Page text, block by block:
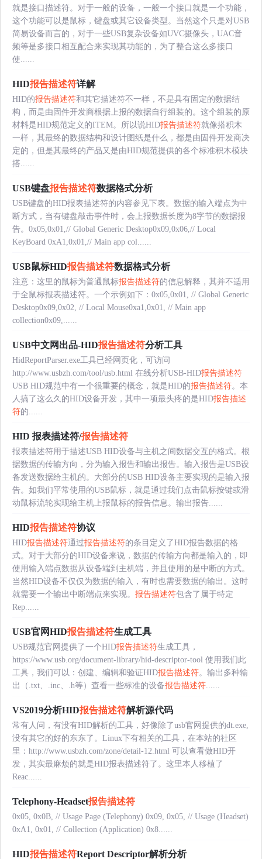
就是接口描述符。对于一般的设备，一般一个接口就是一个功能，
这个功能可以是鼠标，键盘或其它设备类型。当然这个只是对USB
简易设备而言的，对于一些USB复杂设备如UVC摄像头，UAC音
频等是多接口相互配合来实现其功能的，为了整合这么多接口
使......
HID报告描述符详解
HID的报告描述符和其它描述符不一样，不是具有固定的数据结
构，而是由固件开发商根据上报的数据自行组装的。这个组装的原
材料是HID规范定义的ITEM。所以说HID报告描述符就像搭积木
一样，其最终的数据结构和设计图纸是什么，都是由固件开发商决
定的，但是其最终的产品又是由HID规范提供的各个标准积木模块
搭......
USB键盘报告描述符数据格式分析
USB键盘的HID报表描述符的内容参见下表。数据的输入端点为中
断方式，当有键盘敲击事件时，会上报数据长度为8字节的数据报
告。0x05,0x01,// Global Generic Desktop0x09,0x06,// Local
KeyBoard 0xA1,0x01,// Main app col......
USB鼠标HID报告描述符数据格式分析
注意：这里的鼠标为普通鼠标报告描述符的信息解释，其并不适用
于全鼠标报表描述符。一个示例如下：0x05,0x01, // Global Generic
Desktop0x09,0x02, // Local Mouse0xa1,0x01, // Main app
collection0x09,......
USB中文网出品-HID报告描述符分析工具
HidReportParser.exe工具已经网页化，可访问
http://www.usbzh.com/tool/usb.html 在线分析USB-HID报告描述符
USB HID规范中有一个很重要的概念，就是HID的报告描述符。本
人搞了这么久的HID设备开发，其中一项最头疼的是HID报告描述
符的......
HID 报表描述符/报告描述符
报表描述符用于描述USB HID设备与主机之间数据交互的格式。根
据数据的传输方向，分为输入报告和输出报告。输入报告是USB设
备发送数据给主机的。大部分的USB HID设备主要实现的是输入报
告。如我们平常使用的USB鼠标，就是通过我们点击鼠标按键或滑
动鼠标流轮实现给主机上报鼠标的报告信息。输出报告......
HID报告描述符协议
HID报告描述符通过报告描述符的条目定义了HID报告数据的格
式。对于大部分的HID设备来说，数据的传输方向都是输入的，即
使用输入端点数据从设备端到主机端，并且使用的是中断的方式。
当然HID设备不仅仅为数据的输入，有时也需要数据的输出。这时
就需要一个输出中断端点来实现。 报告描述符包含了属于特定
Rep......
USB官网HID报告描述符生成工具
USB规范官网提供了一个HID报告描述符生成工具，
https://www.usb.org/document-library/hid-descriptor-tool 使用我们此
工具，我们可以：创建、编辑和验证HID报告描述符。输出多种输
出（.txt、.inc、.h等）查看一些标准的设备报告描述符......
VS2019分析HID报告描述符解析源代码
常有人问，有没有HID解析的工具，好像除了usb官网提供的dt.exe,
没有其它的好的东东了。Linux下有相关的工具，在本站的社区
里：http://www.usbzh.com/zone/detail-12.html 可以查看做HID开
发，其实最麻烦的就是HID报表描述符了。这里本人移植了
Reac......
Telephony-Headset报告描述符
0x05, 0x0B, // Usage Page (Telephony) 0x09, 0x05, // Usage (Headset)
0xA1, 0x01, // Collection (Application) 0x8......
HID报告描述符Report Descriptor解析分析